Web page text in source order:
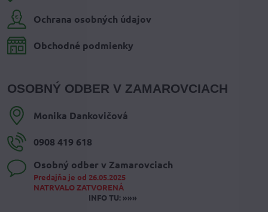
Ochrana osobných údajov
Obchodné podmienky
OSOBNÝ ODBER V ZAMAROVCIACH
Monika Dankovičová
0908 419 618
Osobný odber v Zamarovciach
Predajňa je od 26.05.2025
NATRVALO ZATVORENÁ
INFO TU: »»»